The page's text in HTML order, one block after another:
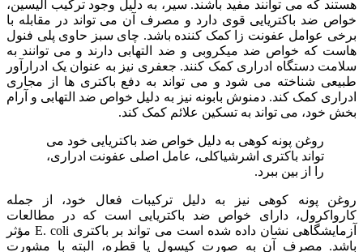
هستند که می توانند مفید باشند. سیر، به دلیل وجود ترکیب آلیسین،
خواص ضد باکتریایی قوی دارد و مصرف آن می تواند در مقابله با
برخی عوامل عفونت زا کمک کننده باشد. چای سبز حاوی پلی فنول
هاست که خواص ضد میکروبی و ضد التهابی دارند و می توانند به
سلامت دستگاه ادراری کمک کنند. جعفری نیز به عنوان یک ادرارآور
طبیعی شناخته می شود و می تواند به دفع باکتری ها از مجاری
ادراری کمک کند. دمنوش بابونه نیز به دلیل خواص ضد التهابی و آرام
بخش خود، می تواند به تسکین علائم کمک کند.
روغن پونه کوهی به دلیل خواص ضد باکتریایی خود می
تواند باکتری اشرشیاکلی، عامل اصلی عفونت ادراری،
را از بین ببرد.
روغن پونه کوهی نیز به دلیل ترکیبات فعال خود، از جمله
کارواکرول، دارای خواص ضد باکتریایی است که در مطالعات
آزمایشگاهی نشان داده شده است می تواند بر باکتری E. coli مؤثر
باشد. مصرف آن به صورت کپسول یا قطره، البته با مشورت